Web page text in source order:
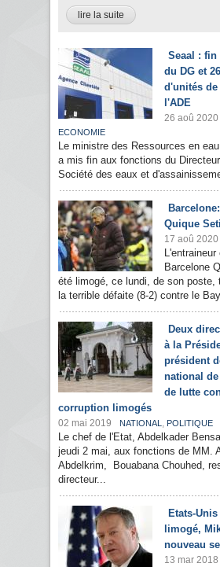
lire la suite
Seaal :
du DG et
d'unités
l'ADE
26 aoû 2020
ECONOMIE
Le ministre des Ressources en
a mis fin aux fonctions du
Société des eaux et
Quique
17 aoû 2020
L'entraineur
Barcelone
été limogé, ce lundi, de son poste,
la terrible défaite (8-2) contre le
Deux
à la
président
national
de lutte
corruption limogés
02 mai 2019 NATIONAL , POLITIQUE
Le chef de l'Etat, Abdelkader
jeudi 2 mai, aux fonctions de MM.
Abdelkrim, Bouabana Chouhed,
directeur...
Etats-
limogé,
nouveau
13 mar 2018